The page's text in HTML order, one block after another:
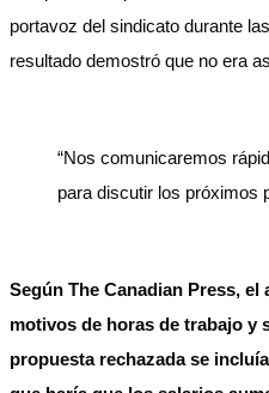
portavoz del sindicato durante
resultado demostró que no era
“Nos comunicaremos
para discutir los próximos
Según The Canadian Press,
motivos de horas de trabajo y
propuesta rechazada se